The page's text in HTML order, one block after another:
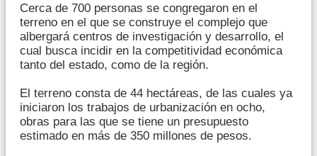
Cerca de 700 personas se congregaron en el
terreno en el que se construye el complejo que
albergará centros de investigación y desarrollo, el
cual busca incidir en la competitividad económica
tanto del estado, como de la región.
El terreno consta de 44 hectáreas, de las cuales ya
iniciaron los trabajos de urbanización en ocho,
obras para las que se tiene un presupuesto
estimado en más de 350 millones de pesos.